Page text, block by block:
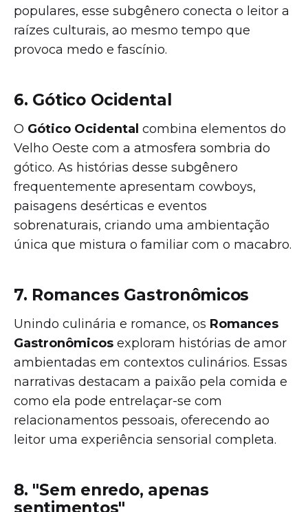
populares, esse subgênero conecta o leitor a
raízes culturais, ao mesmo tempo que
provoca medo e fascínio.
6. Gótico Ocidental
O Gótico Ocidental combina elementos do
Velho Oeste com a atmosfera sombria do
gótico. As histórias desse subgênero
frequentemente apresentam cowboys,
paisagens desérticas e eventos
sobrenaturais, criando uma ambientação
única que mistura o familiar com o macabro.
7. Romances Gastronômicos
Unindo culinária e romance, os Romances
Gastronômicos exploram histórias de amor
ambientadas em contextos culinários. Essas
narrativas destacam a paixão pela comida e
como ela pode entrelaçar-se com
relacionamentos pessoais, oferecendo ao
leitor uma experiência sensorial completa.
8. "Sem enredo, apenas
sentimentos"